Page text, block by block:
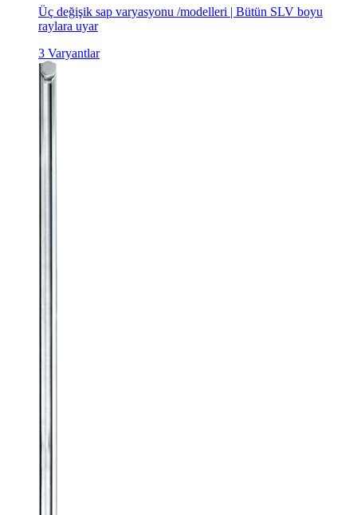
Üç değişik sap varyasyonu /modelleri | Bütün SLV boyu
raylara uyar
3 Varyantlar